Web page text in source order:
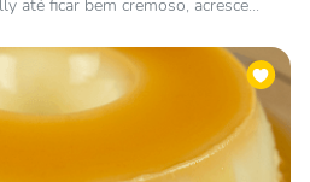
até ficar bem cremoso, acresce...